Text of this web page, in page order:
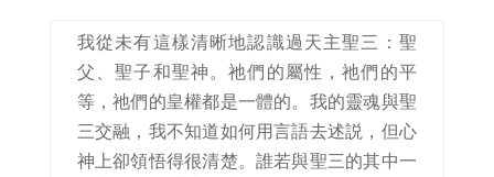
我從未有這樣清晰地認識過天主聖三：聖
父、聖子和聖神。祂們的屬性，祂們的平
等，祂們的皇權都是一體的。我的靈魂與聖
三交融，我不知道如何用言語去述説，但心
神上卻領悟得很清楚。誰若與聖三的其中一